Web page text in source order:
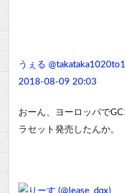
うぇる @takataka1020to1
2018-08-09 20:03
おーん、ヨーロッパで
ラセット発売したんか。